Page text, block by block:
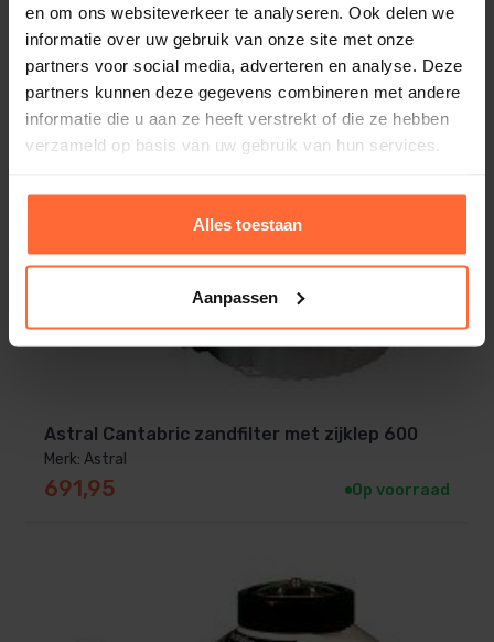
en om ons websiteverkeer te analyseren. Ook delen we
informatie over uw gebruik van onze site met onze
partners voor social media, adverteren en analyse. Deze
partners kunnen deze gegevens combineren met andere
informatie die u aan ze heeft verstrekt of die ze hebben
verzameld op basis van uw gebruik van hun services.
Alles toestaan
Aanpassen
Astral Cantabric zandfilter met zijklep 600
Merk: Astral
691,95 Op voorraad